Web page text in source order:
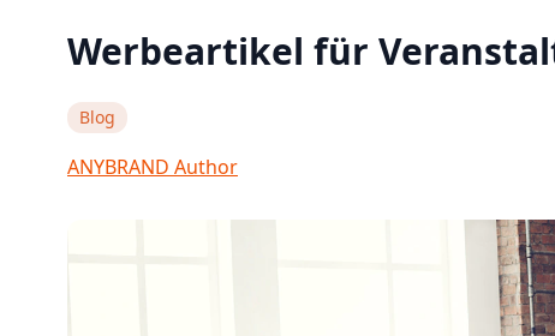
Werbeartikel für
Blog
ANYBRAND Author